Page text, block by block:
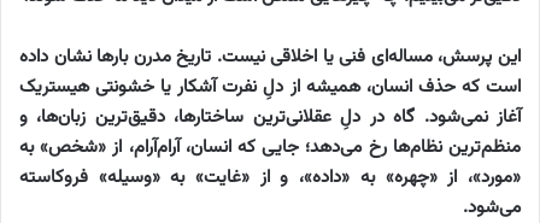
این پرسش، مساله‌ای فنی یا اخلاقی نیست. تاریخ مدرن بارها نشان داده
است که حذف انسان، همیشه از دلِ نفرت آشکار یا خشونتی هیستریک
آغاز نمی‌شود. گاه در دلِ عقلانی‌ترین ساختارها، دقیق‌ترین زبان‌ها، و
منظم‌ترین نظام‌ها رخ می‌دهد؛ جایی که انسان، آرام‌آرام، از «شخص» به
«مورد»، از «چهره» به «داده»، و از «غایت» به «وسیله» فروکاسته
می‌شود.